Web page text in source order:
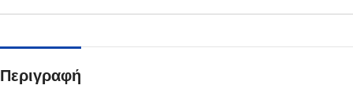
Περιγραφή